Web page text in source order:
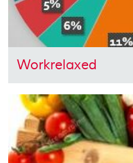
Workrelaxed